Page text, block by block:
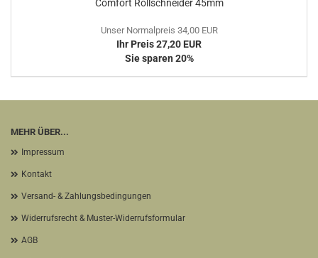
Comfort Rollschneider 45mm
Unser Normalpreis 34,00 EUR
Ihr Preis 27,20 EUR
Sie sparen 20%
MEHR ÜBER...
Impressum
Kontakt
Versand- & Zahlungsbedingungen
Widerrufsrecht & Muster-Widerrufsformular
AGB